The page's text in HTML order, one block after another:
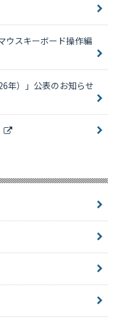
スキーボード操作編
年）」公表のお知らせ